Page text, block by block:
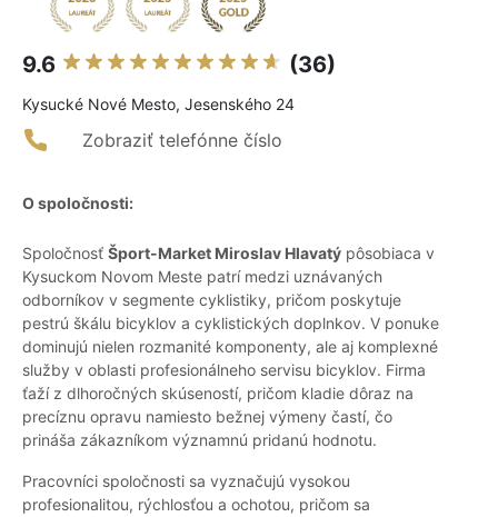
9.6 (36)
Kysucké Nové Mesto, Jesenského 24
Zobraziť telefónne číslo
O spoločnosti:
Spoločnosť Šport-Market Miroslav Hlavatý pôsobiaca v
Kysuckom Novom Meste patrí medzi uznávaných
odborníkov v segmente cyklistiky, pričom poskytuje
pestrú škálu bicyklov a cyklistických doplnkov. V ponuke
dominujú nielen rozmanité komponenty, ale aj komplexné
služby v oblasti profesionálneho servisu bicyklov. Firma
ťaží z dlhoročných skúseností, pričom kladie dôraz na
precíznu opravu namiesto bežnej výmeny častí, čo
prináša zákazníkom významnú pridanú hodnotu.
Pracovníci spoločnosti sa vyznačujú vysokou
profesionalitou, rýchlosťou a ochotou, pričom sa